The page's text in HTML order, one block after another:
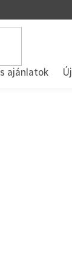
ajánlatok